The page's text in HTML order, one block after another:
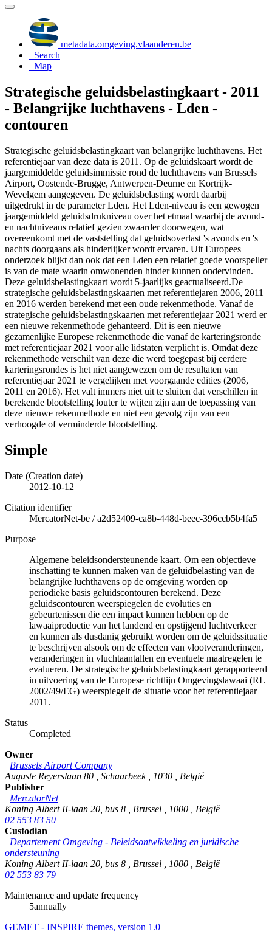
metadata.omgeving.vlaanderen.be
Search
Map
Strategische geluidsbelastingkaart - 2011
- Belangrijke luchthavens - Lden -
contouren
Strategische geluidsbelastingkaart van belangrijke luchthavens. Het
referentiejaar van deze data is 2011. Op de geluidskaart wordt de
jaargemiddelde geluidsimmissie rond de luchthavens van Brussels
Airport, Oostende-Brugge, Antwerpen-Deurne en Kortrijk-
Wevelgem aangegeven. De geluidsbelasting wordt daarbij
uitgedrukt in de parameter Lden. Het Lden-niveau is een gewogen
jaargemiddeld geluidsdrukniveau over het etmaal waarbij de avond-
en nachtniveaus relatief gezien zwaarder doorwegen, wat
overeenkomt met de vaststelling dat geluidsoverlast 's avonds en 's
nachts doorgaans als hinderlijker wordt ervaren. Uit Europees
onderzoek blijkt dan ook dat een Lden een relatief goede voorspeller
is van de mate waarin omwonenden hinder kunnen ondervinden.
Deze geluidsbelastingkaart wordt 5-jaarlijks geactualiseerd.De
strategische geluidsbelastingskaarten met referentiejaren 2006, 2011
en 2016 werden berekend met een oude rekenmethode. Vanaf de
strategische geluidsbelastingskaarten met referentiejaar 2021 werd er
een nieuwe rekenmethode gehanteerd. Dit is een nieuwe
gezamenlijke Europese rekenmethode die vanaf de karteringsronde
met referentiejaar 2021 voor alle lidstaten verplicht is. Omdat deze
rekenmethode verschilt van deze die werd toegepast bij eerdere
karteringsrondes is het niet aangewezen om de resultaten van
referentiejaar 2021 te vergelijken met voorgaande edities (2006,
2011 en 2016). Het valt immers niet uit te sluiten dat verschillen in
berekende blootstelling louter te wijten zijn aan de toepassing van
deze nieuwe rekenmethode en niet een gevolg zijn van een
verhoogde of verminderde blootstelling.
Simple
Date (Creation date)
2012-10-12
Citation identifier
MercatorNet-be /a2d52409-ca8b-448d-beec-396ccb5b4fa5
Purpose
Algemene beleidsondersteunende kaart. Om een objectieve
inschatting te kunnen maken van de geluidbelasting van de
belangrijke luchthavens op de omgeving worden op
periodieke basis geluidscontouren berekend. Deze
geluidscontouren weerspiegelen de evoluties en
gebeurtenissen die een impact kunnen hebben op de
lawaaiproductie van het landend en opstijgend luchtverkeer
en kunnen als dusdanig gebruikt worden om de geluidssituatie
te beschrijven alsook om de effecten van vlootveranderingen,
veranderingen in vluchtaantallen en eventuele maatregelen te
evalueren. De strategische geluidsbelastingkaart gerapporteerd
in uitvoering van de Europese richtlijn Omgevingslawaai (RL
2002/49/EG) weerspiegelt de situatie voor het referentiejaar
2011.
Status
Completed
Owner
Brussels Airport Company
Auguste Reyerslaan 80
Schaarbeek 1030
België
Publisher
MercatorNet
Koning Albert II-laan 20, bus 8
Brussel 1000
België
02 553 83 50
Custodian
Departement Omgeving - Beleidsontwikkeling en juridische
ondersteuning
Koning Albert II-laan 20, bus 8
Brussel 1000
België
02 553 83 79
Maintenance and update frequency
5annually
GEMET - INSPIRE themes, version 1.0